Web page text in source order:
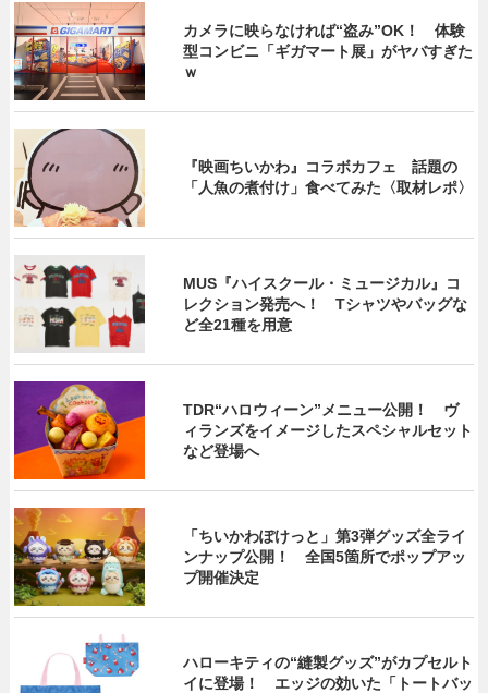
カメラに映らなければ“盗み”OK！ 体験
型コンビニ「ギガマート展」がヤバすぎた
ｗ
『映画ちいかわ』コラボカフェ 話題の
「人魚の煮付け」食べてみた〈取材レポ〉
MUS『ハイスクール・ミュージカル』コ
レクション発売へ！ Tシャツやバッグな
ど全21種を用意
TDR“ハロウィーン”メニュー公開！ ヴ
ィランズをイメージしたスペシャルセット
など登場へ
「ちいかわぽけっと」第3弾グッズ全ライ
ンナップ公開！ 全国5箇所でポップアッ
プ開催決定
ハローキティの“縫製グッズ”がカプセルト
イに登場！ エッジの効いた「トートバッ